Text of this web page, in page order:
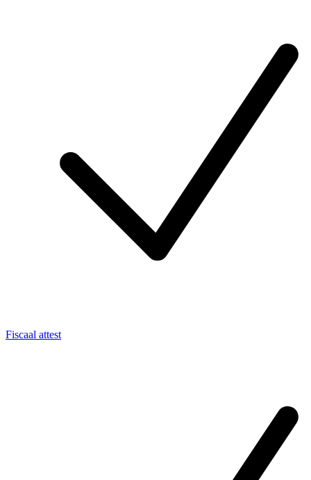
Fiscaal attest